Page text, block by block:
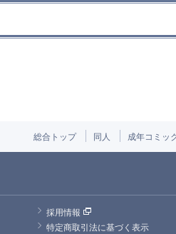
総合トップ 同人 成年コミッ
採用情報
特定商取引法に基づく表示